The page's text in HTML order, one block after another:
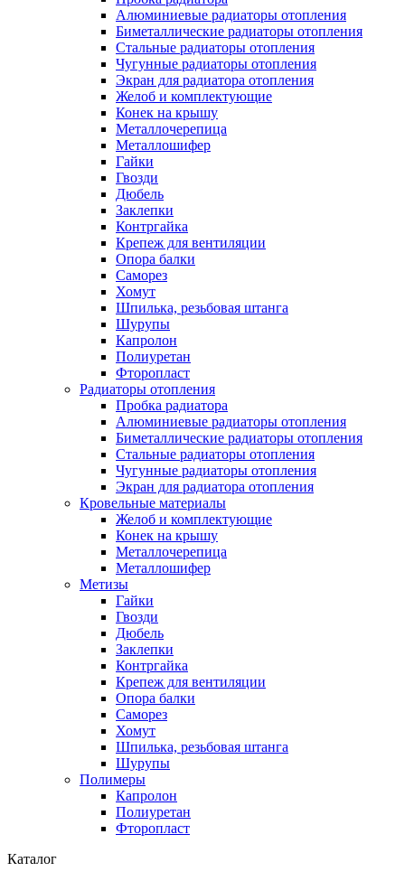
Алюминиевые радиаторы отопления
Биметаллические радиаторы отопления
Стальные радиаторы отопления
Чугунные радиаторы отопления
Экран для радиатора отопления
Желоб и комплектующие
Конек на крышу
Металлочерепица
Металлошифер
Гайки
Гвозди
Дюбель
Заклепки
Контргайка
Крепеж для вентиляции
Опора балки
Саморез
Хомут
Шпилька, резьбовая штанга
Шурупы
Капролон
Полиуретан
Фторопласт
Радиаторы отопления
Пробка радиатора
Алюминиевые радиаторы отопления
Биметаллические радиаторы отопления
Стальные радиаторы отопления
Чугунные радиаторы отопления
Экран для радиатора отопления
Кровельные материалы
Желоб и комплектующие
Конек на крышу
Металлочерепица
Металлошифер
Метизы
Гайки
Гвозди
Дюбель
Заклепки
Контргайка
Крепеж для вентиляции
Опора балки
Саморез
Хомут
Шпилька, резьбовая штанга
Шурупы
Полимеры
Капролон
Полиуретан
Фторопласт
Каталог